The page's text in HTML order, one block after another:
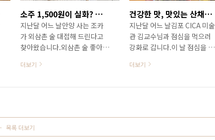
복식당 주방에서 오래 근무를
해서소복갈비와 메뉴나 맛에서
비슷한 점들도 많지만 나름 더
열심히 노력했다는 집이라 인기
가 아주 많습니다.1986년에 문
을 열었다니 이 집도 40년이라
건물을 찾으면 됩니다.조금은
외진 곳에 자리하고 있는데도
손님들이 상당히 많이 있는 집
이고 가급적 예약을 하고 가시
는 편이 좋습니다.김포 스시호
시의 영업시간은 월요일부터 토
소주 1,500원이 실화? 가성비 최고의 김포 실비연구소
지난달 어느 날안양 사는 조카
가 외삼촌 술 대접해 드린다고
찾아왔습니다.외삼촌 술 좋아하
래서만은 아니겠지요? ㅎㅎㅎ
김포 실비연구소, 노병 집에서
듯싶던 조카도 50줄이 머잖았
네요. 김포 실비연구소는 김포
더보기
건강한 맛, 맛있는 산채비빔밥이 있는 강화 마니산산채
지난달 어느 날김포 CICA 미술
관 김교수님과 점심을 먹으러
강화로 갑니다.이 날 점심을 먹
던 산채비빔밥집 마니산산채입
스팅 보기 :
인가 N사의 어느 분 블로그를
더보기
목록 더보기